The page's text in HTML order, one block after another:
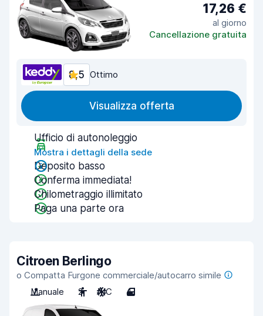
17,26 €
al giorno
Cancellazione gratuita
8,5 Ottimo
Visualizza offerta
Ufficio di autonoleggio
Mostra i dettagli della sede
Deposito basso
Conferma immediata!
Chilometraggio illimitato
Paga una parte ora
Citroen Berlingo
o Compatta Furgone commerciale/autocarro simile
Manuale
2 A/C 4